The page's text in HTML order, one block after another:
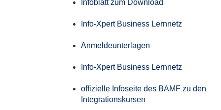
Infoblatt zum Download
Info-Xpert Business Lernnetz
Anmeldeunterlagen
Info-Xpert Business Lernnetz
offizielle Infoseite des BAMF zu den
Integrationskursen